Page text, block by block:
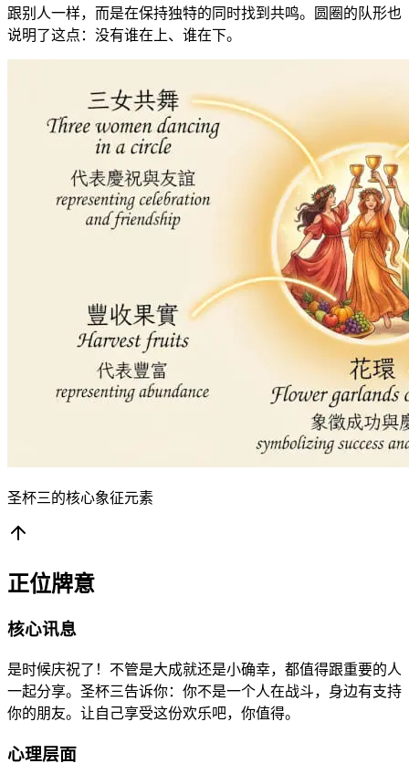
跟别人一样，而是在保持独特的同时找到共鸣。圆圈的队形也
说明了这点：没有谁在上、谁在下。
圣杯三的核心象征元素
正位牌意
核心讯息
是时候庆祝了！不管是大成就还是小确幸，都值得跟重要的人
一起分享。圣杯三告诉你：你不是一个人在战斗，身边有支持
你的朋友。让自己享受这份欢乐吧，你值得。
心理层面